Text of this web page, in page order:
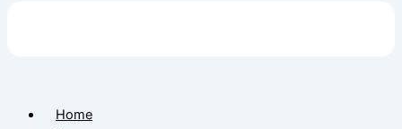
Home